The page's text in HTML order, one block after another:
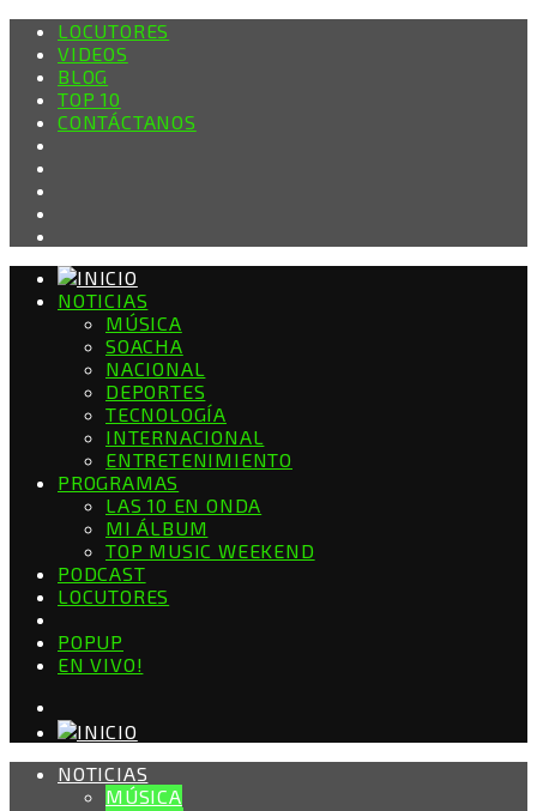
LOCUTORES
VIDEOS
BLOG
TOP 10
CONTÁCTANOS
NOTICIAS
MÚSICA
SOACHA
NACIONAL
DEPORTES
TECNOLOGÍA
INTERNACIONAL
ENTRETENIMIENTO
PROGRAMAS
LAS 10 EN ONDA
MI ÁLBUM
TOP MUSIC WEEKEND
PODCAST
LOCUTORES
POPUP
EN VIVO!
NOTICIAS
MÚSICA